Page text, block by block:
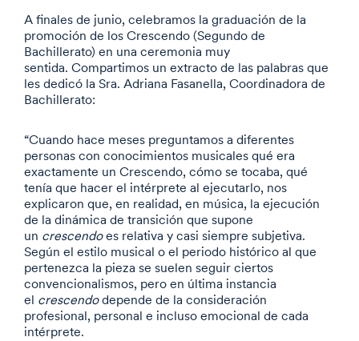
A finales de junio, celebramos la graduación de la
promoción de los Crescendo (Segundo de
Bachillerato) en una ceremonia muy
sentida. Compartimos un extracto de las palabras que
les dedicó la Sra. Adriana Fasanella, Coordinadora de
Bachillerato:
“Cuando hace meses preguntamos a diferentes
personas con conocimientos musicales qué era
exactamente un Crescendo, cómo se tocaba, qué
tenía que hacer el intérprete al ejecutarlo, nos
explicaron que, en realidad, en música, la ejecución
de la dinámica de transición que supone
un crescendoes relativa y casi siempre subjetiva.
Según el estilo musical o el periodo histórico al que
pertenezca la pieza se suelen seguir ciertos
convencionalismos, pero en última instancia
el crescendodepende de la consideración
profesional, personal e incluso emocional de cada
intérprete.